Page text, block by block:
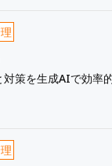
策を生成AIで効率